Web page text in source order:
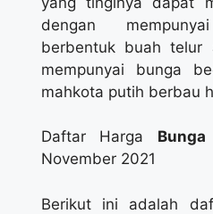
dengan
berbentuk buah telur
mempunyai bunga
mahkota putih berbau
Daftar Harga
November 2021
Berikut ini adalah